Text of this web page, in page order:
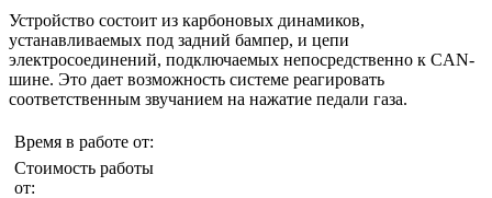
Устройство состоит из карбоновых динамиков,
устанавливаемых под задний бампер, и цепи
электросоединений, подключаемых непосредственно к CAN-
шине. Это дает возможность системе реагировать
соответственным звучанием на нажатие педали газа.
Время в работе от:
Стоимость работы
от: